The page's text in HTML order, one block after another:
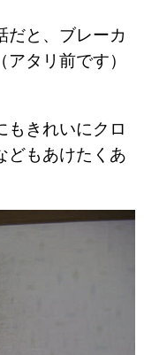
だと、ブレーカ
タリ前です）
もきれいにクロ
どもあけたくあ